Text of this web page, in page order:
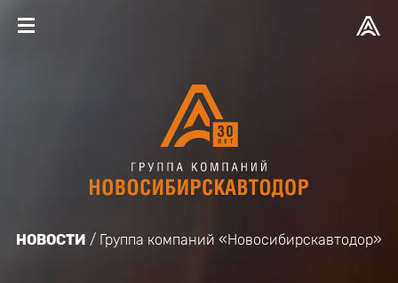
НОВОСТИ Группа компаний «Новосибирскавтодор»